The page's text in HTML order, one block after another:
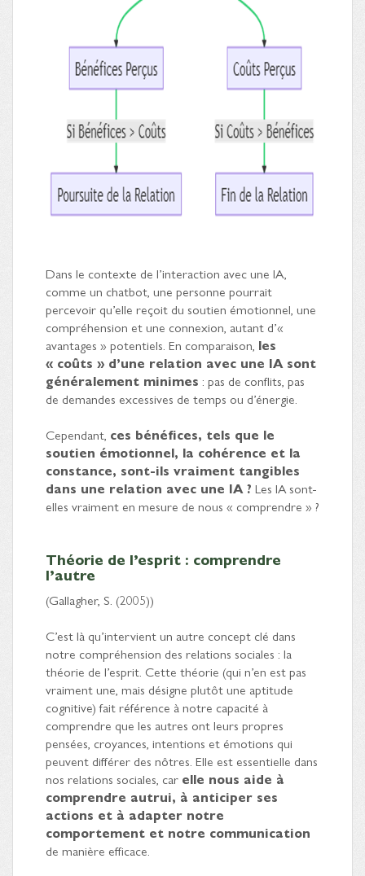
Dans le contexte de l’interaction avec une IA,
comme un chatbot, une personne pourrait
percevoir qu’elle reçoit du soutien émotionnel, une
compréhension et une connexion, autant d’«
avantages » potentiels. En comparaison, les
« coûts » d’une relation avec une IA sont
généralement minimes : pas de conflits, pas
de demandes excessives de temps ou d’énergie.
Cependant, ces bénéfices, tels que le
soutien émotionnel, la cohérence et la
constance, sont-ils vraiment tangibles
dans une relation avec une IA ? Les IA sont-
elles vraiment en mesure de nous « comprendre » ?
Théorie de l’esprit : comprendre
l’autre
(Gallagher, S. (2005))
C’est là qu’intervient un autre concept clé dans
notre compréhension des relations sociales : la
théorie de l’esprit. Cette théorie (qui n’en est pas
vraiment une, mais désigne plutôt une aptitude
cognitive) fait référence à notre capacité à
comprendre que les autres ont leurs propres
pensées, croyances, intentions et émotions qui
peuvent différer des nôtres. Elle est essentielle dans
nos relations sociales, car elle nous aide à
comprendre autrui, à anticiper ses
actions et à adapter notre
comportement et notre communication
de manière efficace.